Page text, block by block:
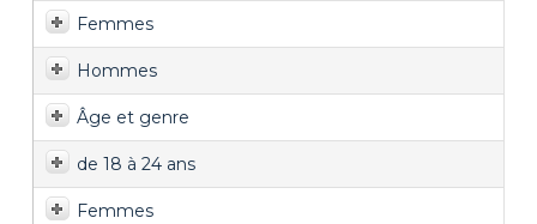
Femmes
Hommes
Âge et genre
de 18 à 24 ans
Femmes